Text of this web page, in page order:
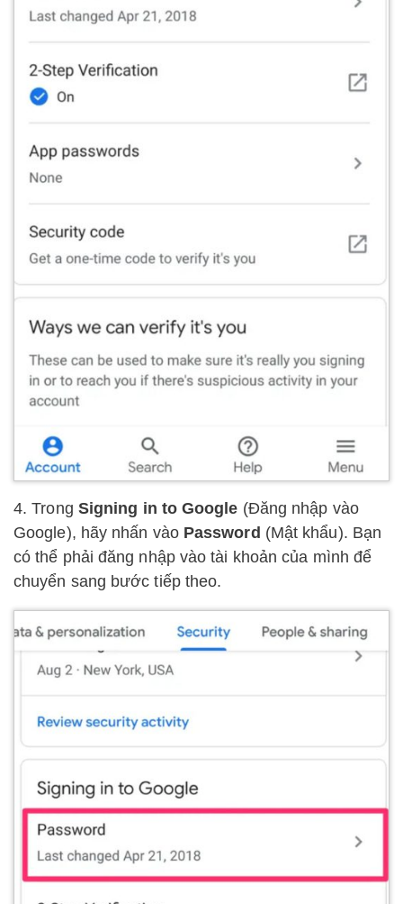
4. Trong Signing in to Google (Đăng nhập vào
Google), hãy nhấn vào Password (Mật khẩu). Bạn
có thể phải đăng nhập vào tài khoản của mình để
chuyển sang bước tiếp theo.